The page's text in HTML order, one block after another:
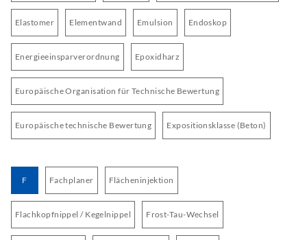
Elastomer Elementwand Emulsion Endoskop
Energieeinsparverordnung Epoxidharz
Europäische Organisation für Technische Bewertung
Europäische technische Bewertung Expositionsklasse (Beton)
F Fachplaner Flächeninjektion
Flachkopfnippel / Kegelnippel Frost-Tau-Wechsel